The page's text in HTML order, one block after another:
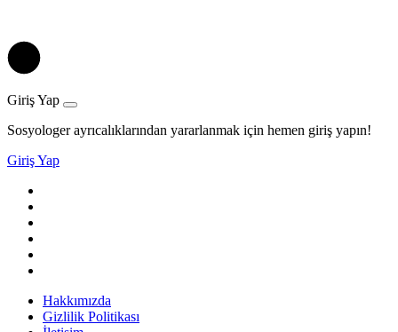
Giriş Yap
Sosyologer ayrıcalıklarından yararlanmak için hemen giriş yapın!
Giriş Yap
Hakkımızda
Gizlilik Politikası